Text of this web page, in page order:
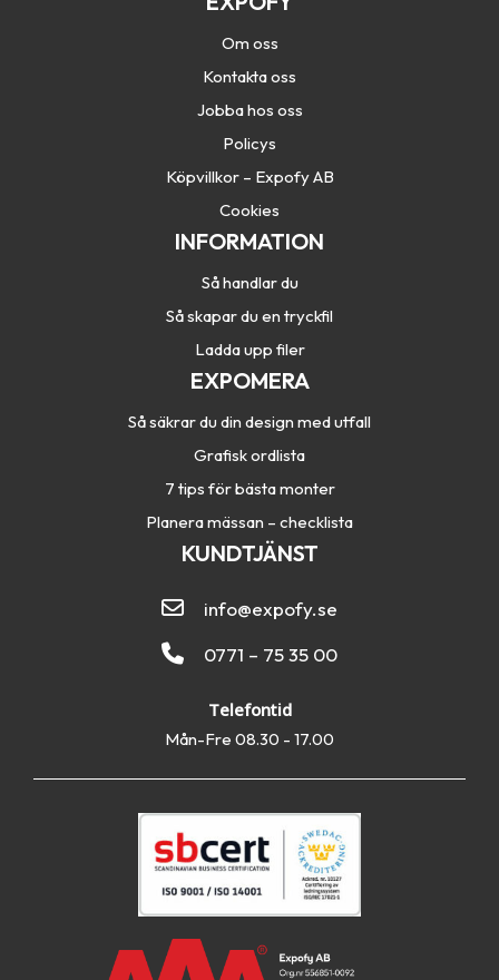
Om oss
Kontakta oss
Jobba hos oss
Policys
Köpvillkor – Expofy AB
Cookies
INFORMATION
Så handlar du
Så skapar du en tryckfil
Ladda upp filer
EXPOMERA
Så säkrar du din design med utfall
Grafisk ordlista
7 tips för bästa monter
Planera mässan – checklista
KUNDTJÄNST
info@expofy.se
0771 – 75 35 00
Telefontid
Mån-Fre 08.30 - 17.00